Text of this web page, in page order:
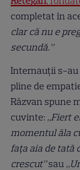
completat în
clar că nu e
secundă.”
Internauții s-
pline de
Răzvan spune
cuvinte: „Fiert
momentul ăla
fața aia de tată
crescut”sau